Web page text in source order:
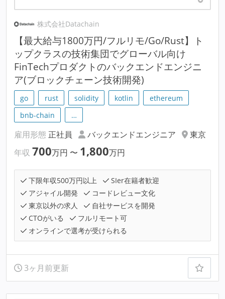
株式会社Datachain
【最大給与1800万円/フルリモ/Go/Rust】ト
ップクラスの技術集団でグローバル向け
FinTechプロダクトのバックエンドエンジニ
ア(ブロックチェーン技術開発)
go rust solidity kotlin
ethereum
bnb-chain
…
雇用形態 正社員 バックエンドエンジニア
東京
年収 700万円 〜 1,800万円
下限年収500万円以上
SIer在籍者歓迎
アジャイル開発
コードレビュー文化
東京以外の求人
自社サービスを開発
CTOがいる
フルリモート可
オンラインで選考が受けられる
3ヶ月前更新